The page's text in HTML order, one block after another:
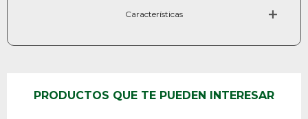
Características
PRODUCTOS QUE TE PUEDEN INTERESAR